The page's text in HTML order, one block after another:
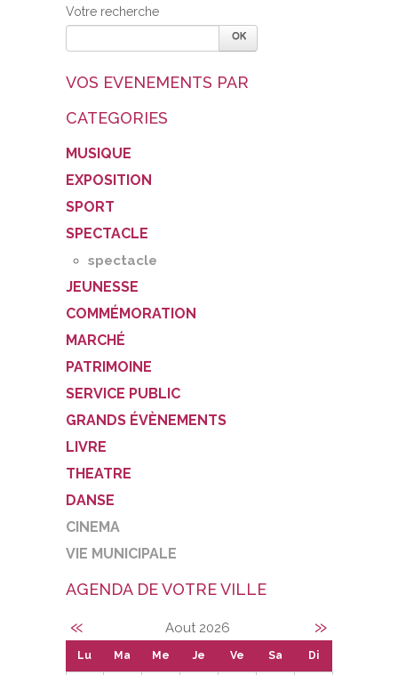
Votre recherche
VOS EVENEMENTS PAR
CATEGORIES
MUSIQUE
EXPOSITION
SPORT
SPECTACLE
spectacle
JEUNESSE
COMMÉMORATION
MARCHÉ
PATRIMOINE
SERVICE PUBLIC
GRANDS ÉVÈNEMENTS
LIVRE
THEATRE
DANSE
CINEMA
VIE MUNICIPALE
AGENDA DE VOTRE VILLE
« Aout 2026 »
Lu Ma Me Je Ve Sa Di